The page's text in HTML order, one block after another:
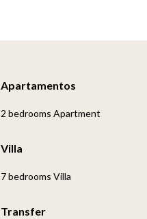
Apartamentos
2 bedrooms Apartment
Villa
7 bedrooms Villa
Transfer